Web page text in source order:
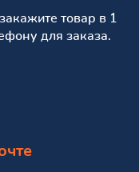
товар в 1
для заказа.